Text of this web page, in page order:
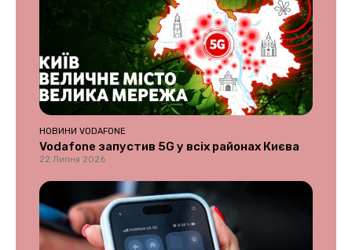
НОВИНИ VODAFONE
Vodafone запустив 5G у всіх районах Києва
22 Липня 2026